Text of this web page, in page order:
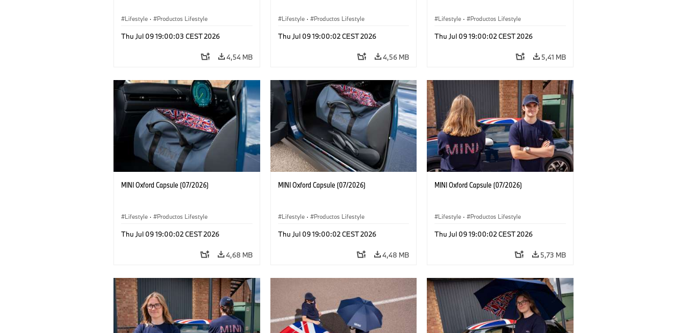
Lifestyle · Productos Lifestyle
Thu Jul 09 19:00:03 CEST 2026
4,54 MB
Lifestyle · Productos Lifestyle
Thu Jul 09 19:00:02 CEST 2026
4,56 MB
Lifestyle · Productos Lifestyle
Thu Jul 09 19:00:02 CEST 2026
5,41 MB
MINI Oxford Capsule (07/2026)
Lifestyle · Productos Lifestyle
Thu Jul 09 19:00:02 CEST 2026
4,68 MB
MINI Oxford Capsule (07/2026)
Lifestyle · Productos Lifestyle
Thu Jul 09 19:00:02 CEST 2026
4,48 MB
MINI Oxford Capsule (07/2026)
Lifestyle · Productos Lifestyle
Thu Jul 09 19:00:02 CEST 2026
5,73 MB